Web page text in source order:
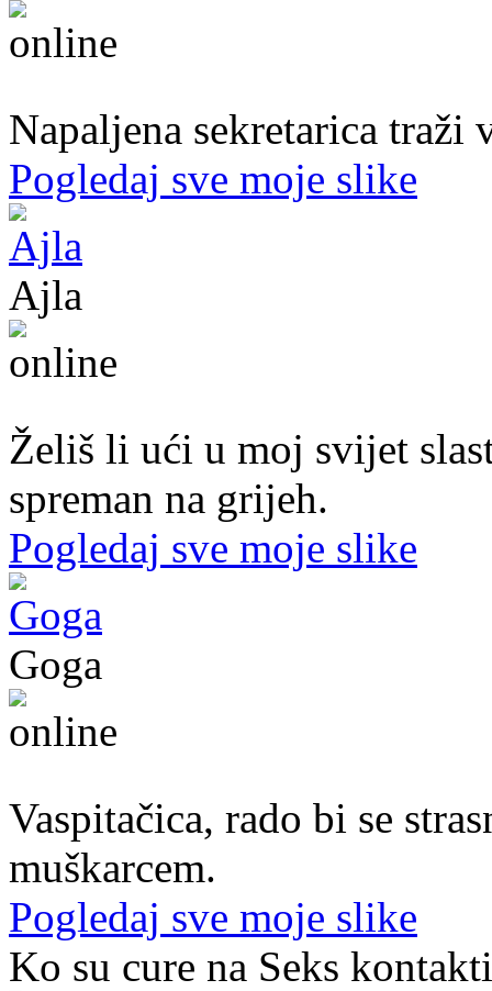
Napaljena sekretarica
Pogledaj sve moje slike
Ajla
Želiš li ući u moj svijet
spreman na grijeh.
Pogledaj sve moje slike
Goga
Vaspitačica, rado bi se
muškarcem.
Pogledaj sve moje slike
Ko su cure na Seks